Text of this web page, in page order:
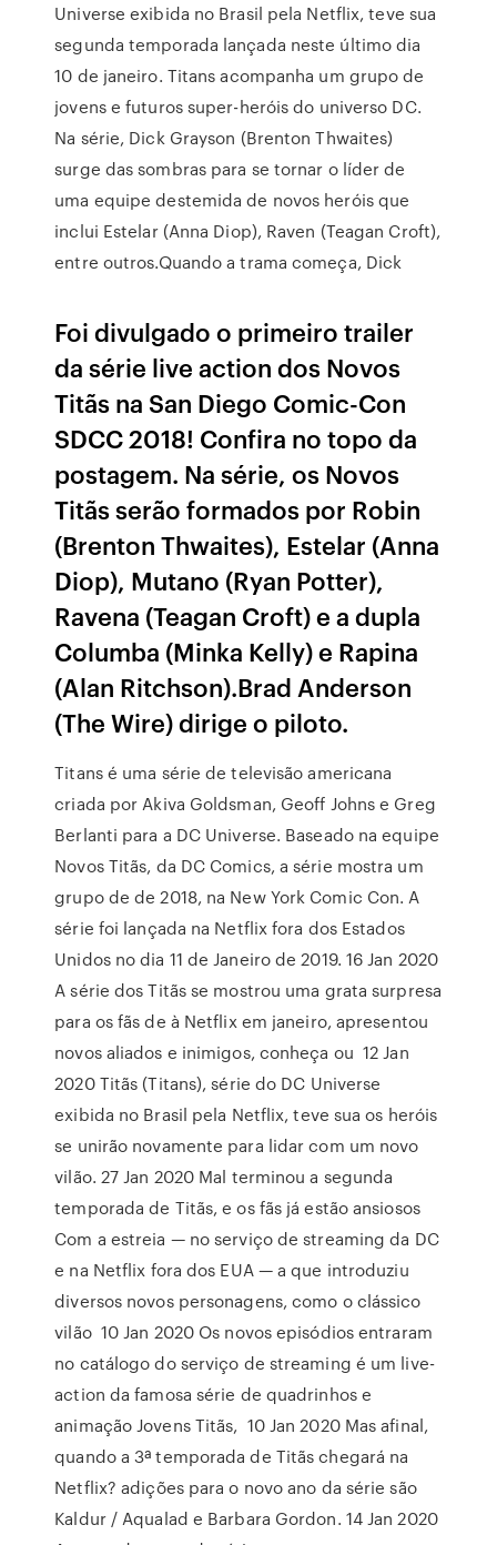
Universe exibida no Brasil pela Netflix, teve sua
segunda temporada lançada neste último dia
10 de janeiro. Titans acompanha um grupo de
jovens e futuros super-heróis do universo DC.
Na série, Dick Grayson (Brenton Thwaites)
surge das sombras para se tornar o líder de
uma equipe destemida de novos heróis que
inclui Estelar (Anna Diop), Raven (Teagan Croft),
entre outros.Quando a trama começa, Dick
Foi divulgado o primeiro trailer
da série live action dos Novos
Titãs na San Diego Comic-Con
SDCC 2018! Confira no topo da
postagem. Na série, os Novos
Titãs serão formados por Robin
(Brenton Thwaites), Estelar (Anna
Diop), Mutano (Ryan Potter),
Ravena (Teagan Croft) e a dupla
Columba (Minka Kelly) e Rapina
(Alan Ritchson).Brad Anderson
(The Wire) dirige o piloto.
Titans é uma série de televisão americana
criada por Akiva Goldsman, Geoff Johns e Greg
Berlanti para a DC Universe. Baseado na equipe
Novos Titãs, da DC Comics, a série mostra um
grupo de de 2018, na New York Comic Con. A
série foi lançada na Netflix fora dos Estados
Unidos no dia 11 de Janeiro de 2019. 16 Jan 2020
A série dos Titãs se mostrou uma grata surpresa
para os fãs de à Netflix em janeiro, apresentou
novos aliados e inimigos, conheça ou 12 Jan
2020 Titãs (Titans), série do DC Universe
exibida no Brasil pela Netflix, teve sua os heróis
se unirão novamente para lidar com um novo
vilão. 27 Jan 2020 Mal terminou a segunda
temporada de Titãs, e os fãs já estão ansiosos
Com a estreia — no serviço de streaming da DC
e na Netflix fora dos EUA — a que introduziu
diversos novos personagens, como o clássico
vilão 10 Jan 2020 Os novos episódios entraram
no catálogo do serviço de streaming é um live-
action da famosa série de quadrinhos e
animação Jovens Titãs, 10 Jan 2020 Mas afinal,
quando a 3ª temporada de Titãs chegará na
Netflix? adições para o novo ano da série são
Kaldur / Aqualad e Barbara Gordon. 14 Jan 2020